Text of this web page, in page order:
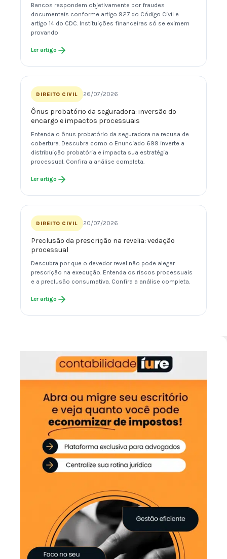
Bancos respondem objetivamente por fraudes
documentais conforme artigo 927 do Código Civil e
artigo 14 do CDC. Instituições financeiras só se eximem
provando
Ler artigo
DIREITO CIVIL 26/07/2026
Ônus probatório da seguradora: inversão do
encargo e impactos processuais
Entenda o ônus probatório da seguradora na recusa de
cobertura. Descubra como o Enunciado 699 inverte a
distribuição probatória e impacta sua estratégia
processual. Confira a análise completa.
Ler artigo
DIREITO CIVIL 20/07/2026
Preclusão da prescrição na revelia: vedação
processual
Descubra por que o devedor revel não pode alegar
prescrição na execução. Entenda os riscos processuais
e a preclusão consumativa. Confira a análise completa.
Ler artigo